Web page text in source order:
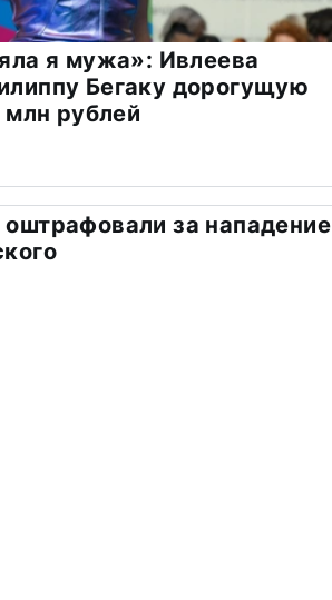
я мужа»: Ивлеева
Бегаку дорогущую
млн рублей
за нападение